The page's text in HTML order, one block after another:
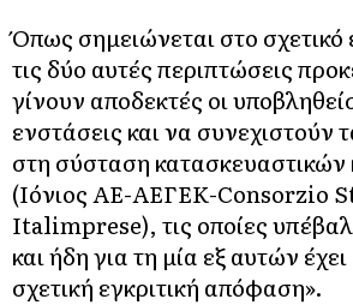
Όπως σημειώνεται στο
τις δύο αυτές περιπτώσεις
γίνουν αποδεκτές οι
ενστάσεις και να συνεχιστούν
στη σύσταση κατασκευαστικών
(Ιόνιος ΑΕ-ΑΕΓΕΚ-Consorzio
Italimprese), τις οποίες
και ήδη για τη μία εξ αυτών έχει
σχετική εγκριτική απόφαση».